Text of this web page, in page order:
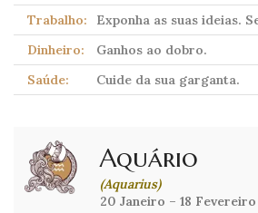
Trabalho:
Exponha as suas ideias.
Dinheiro:
Ganhos ao dobro.
Saúde:
Cuide da sua garganta.
Aquário
(Aquarius)
20 Janeiro – 18 Fevereiro